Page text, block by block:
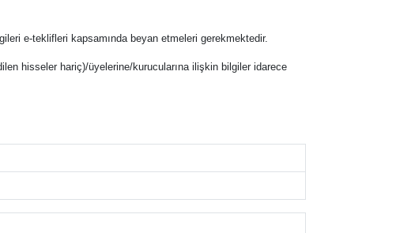
e-teklifleri kapsamında beyan etmeleri gerekmektedir.
hisseler hariç)/üyelerine/kurucularına ilişkin bilgiler idarece